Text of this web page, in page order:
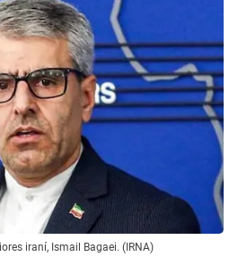
iraní, Ismail Bagaei. (IRNA)